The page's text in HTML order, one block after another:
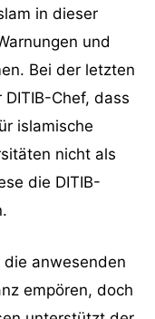
in dieser
und
Bei der letzten
Chef, dass
islamische
nicht als
die DITIB-
anwesenden
empören, doch